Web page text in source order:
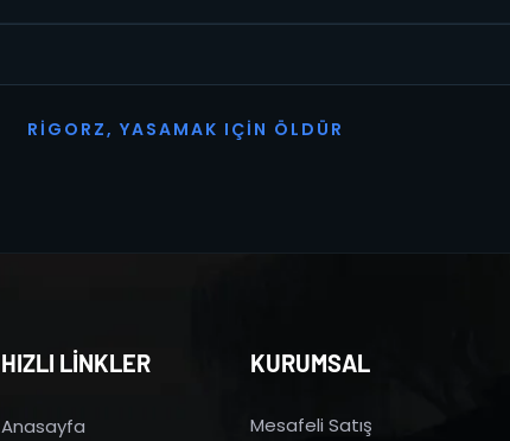
R I G O R Z, YASAMAK I ÇI N Ö L D Ü R
HIZLI LİNKLER
Anasayfa
KURUMSAL
Mesafeli Satış